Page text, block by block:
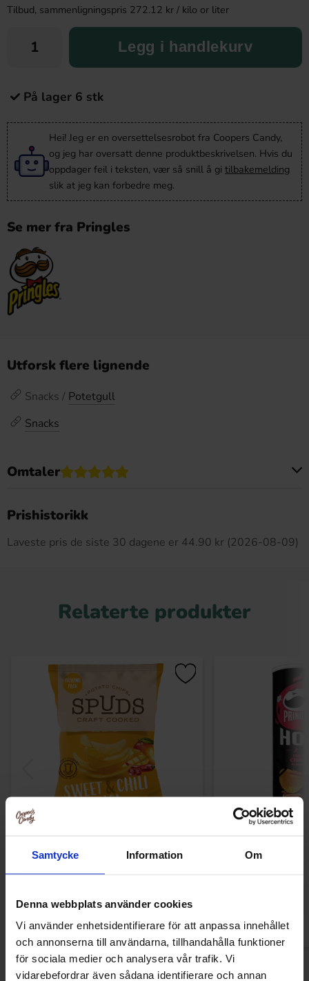
Samtycke Information Om
Denna webbplats använder cookies
Vi använder enhetsidentifierare för att anpassa innehållet
och annonserna till användarna, tillhandahålla funktioner
för sociala medier och analysera vår trafik. Vi
vidarebefordrar även sådana identifierare och annan
Tilbud, sammenligningspris 272.12 kr / kilo or liter
Legg i handlekurv
På lager 6 stk
Hei! Jeg er en oversettelsesrobot fra Coopers Candy,
og jeg har oversatt denne produktbeskrivelsen. Hvis du
oppdager feil i teksten, vær så snill å gi tilbakemelding
slik at jeg kan forbedre meg.
Se mer fra Pringles
Utforsk flere lignende
Snacks / Potetgull
Snacks
Omtaler
Prishistorikk
Laveste pris de siste 30 dagene er 44.90 kr (2026-08-09)
Relaterte produkter
Salsa 145g
Kjøp